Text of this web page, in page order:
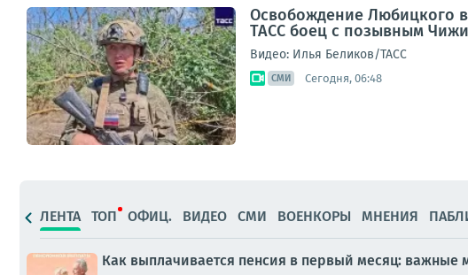
Освобождение Любицкого
ТАСС боец с позывным
Видео: Илья Беликов/ТАСС
СМИ Сегодня, 06:48
ЛЕНТА ТОП ОФИЦ. ВИДЕО СМИ ВОЕНКОРЫ МНЕНИЯ
Как выплачивается пенсия в первый месяц: важные